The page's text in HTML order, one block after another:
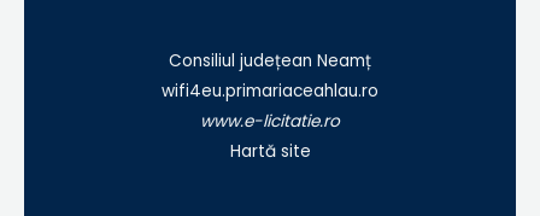
Consiliul județean Neamț
wifi4eu.primariaceahlau.ro
www.e-licitatie.ro
Hartă site